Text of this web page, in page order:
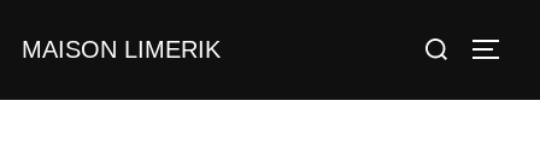
naarMAISON LIMERIK
Zoek